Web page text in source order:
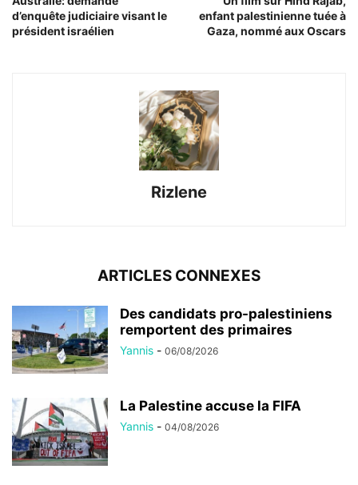
d’enquête judiciaire visant le
président israélien
enfant palestinienne tuée à
Gaza, nommé aux Oscars
Rizlene
ARTICLES CONNEXES
Des candidats pro-palestiniens
remportent des primaires
Yannis - 06/08/2026
La Palestine accuse la FIFA
Yannis - 04/08/2026